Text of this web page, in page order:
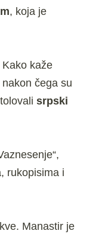
, koja je
Kako kaže
čega su
srpski
rukopisima i
Manastir je